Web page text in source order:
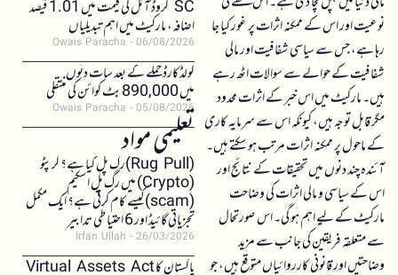
نوعیت اور اس کے ممکنہ اثرات پر غور کیا جا
رہا ہے، جس سے سیاسی شفافیت اور مالی
شفافیت کے حوالے سے سوالات اٹھ رہے
ہیں۔ مارکیٹ میں اس خبر کے اثرات محدود
مگر قابل توجہ ہیں، کیونکہ اس سے سرمایہ کاری
کے ماحول پر ممکنہ اثرات مرتب ہو سکتے ہیں۔
آئندہ چند دنوں میں تحقیقات کے نتائج اور
اس کے سیاسی و مالی اثرات کی وضاحت
مارکیٹ کے لیے اہم ہو گی۔ اس صورتحال
سے متعلقہ فریقین کی جانب سے مزید
وضاحتیں اور قانونی کارروائیاں متوقع ہیں، جو
SC کروڈ آئل کی قیمت میں 1.01 فیصد
اضافہ، مارکیٹ میں اہم تبدیلیاں
Owais Paracha 06/08/2026
کولڈکارڈ حملے کے بعد سات دنوں
میں 890,000 بٹ کوائن کی منتقلی
Owais Paracha 05/08/2026
تعلیمی مواد(Rug Pull)رگ پل کیا ہے؟ کرپٹو
(Crypto) میں رگ پل اسکیم
(scam)کیسے کام کرتی ہے؟ ایک مکمل
تجزیاتی گائیڈ اور 6 احتیاطی تدابیر
Irfan Ullah 26/03/2026
پاکستان کا Virtual Assets Act